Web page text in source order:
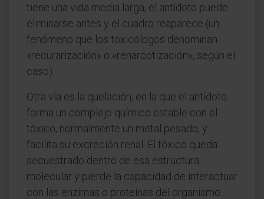
tiene una vida media larga, el antídoto puede
eliminarse antes y el cuadro reaparece (un
fenómeno que los toxicólogos denominan
«recurarización» o «renarcotización», según el
caso).
Otra vía es la quelación, en la que el antídoto
forma un complejo químico estable con el
tóxico, normalmente un metal pesado, y
facilita su excreción renal. El tóxico queda
secuestrado dentro de esa estructura
molecular y pierde la capacidad de interactuar
con las enzimas o proteínas del organismo.